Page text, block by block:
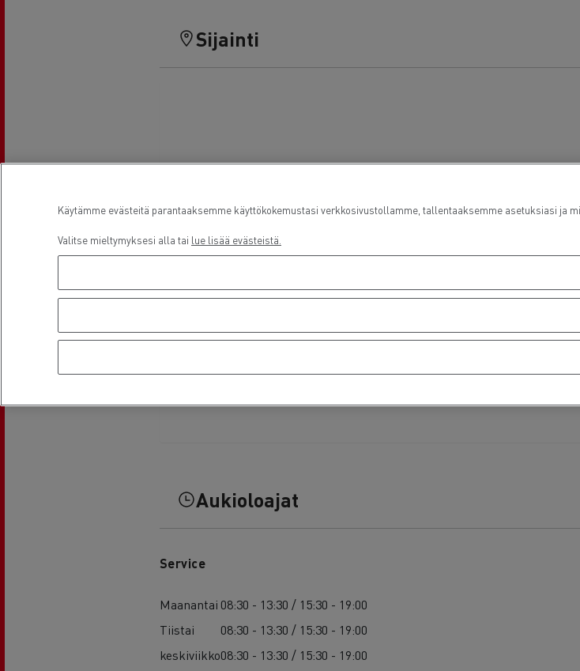
Sijainti
Aukioloajat
Service
Maanantai 08:30 - 13:30 / 15:30 - 19:00
Tiistai
08:30 - 13:30 / 15:30 - 19:00
keskiviikko08:30 - 13:30 / 15:30 - 19:00
Käytämme evästeitä parantaaksemme käyttökokemustasi verkkosivustollamme, tallentaaksemme asetuksiasi
Valitse mieltymyksesi alla tai lue lisää evästeistä.